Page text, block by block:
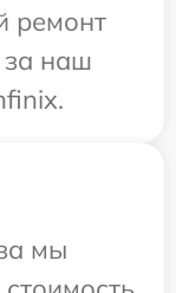
ремонт
за наш
мы